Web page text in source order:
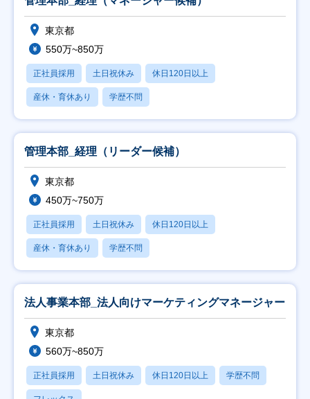
東京都
550万~850万
正社員採用 土日祝休み 休日120日以上
産休・育休あり 学歴不問
管理本部_経理（リーダー候補）
東京都
450万~750万
正社員採用 土日祝休み 休日120日以上
産休・育休あり 学歴不問
法人事業本部_法人向けマーケティングマネージャー
東京都
560万~850万
正社員採用 土日祝休み 休日120日以上 学歴不問